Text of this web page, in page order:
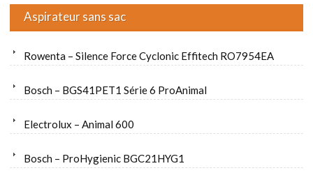
Aspirateur sans sac
Rowenta – Silence Force Cyclonic Effitech RO7954EA
Bosch – BGS41PET1 Série 6 ProAnimal
Electrolux – Animal 600
Bosch – ProHygienic BGC21HYG1